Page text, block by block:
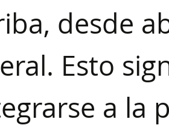
desde
Esto
a la